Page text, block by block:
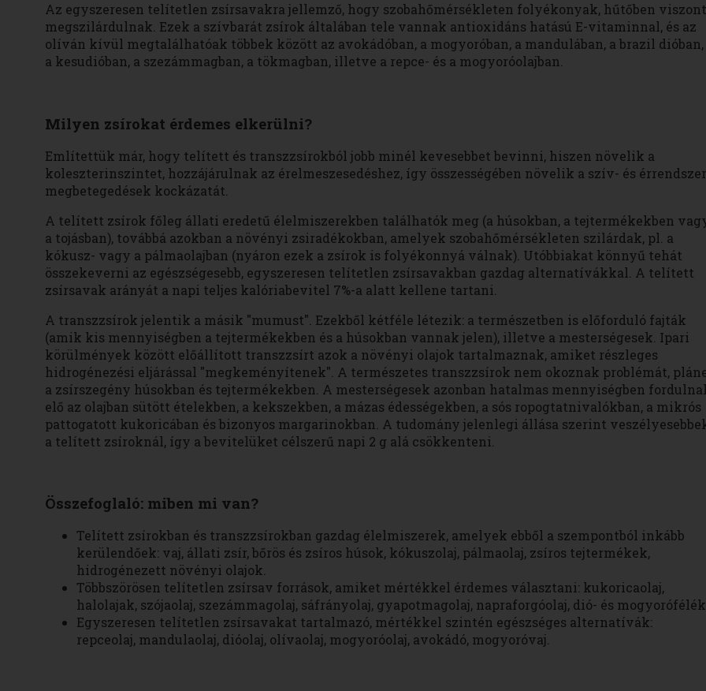
Az egyszeresen telítetlen zsírsavakra jellemző, hogy szobahőmérsékleten folyékonyak, hűtőben viszont
megszilárdulnak. Ezek a szívbarát zsírok általában tele vannak antioxidáns hatású E-vitaminnal, és az
olíván kívül megtalálhatóak többek között az avokádóban, a mogyoróban, a mandulában, a brazil dióban,
a kesudióban, a szezámmagban, a tökmagban, illetve a repce- és a mogyoróolajban.
Milyen zsírokat érdemes elkerülni?
Említettük már, hogy telített és transzzsírokból jobb minél kevesebbet bevinni, hiszen növelik a
koleszterinszintet, hozzájárulnak az érelmeszesedéshez, így összességében növelik a szív- és
megbetegedések kockázatát.
A telített zsírok főleg állati eredetű élelmiszerekben találhatók meg (a húsokban, a tejtermékekben
a tojásban), továbbá azokban a növényi zsiradékokban, amelyek szobahőmérsékleten szilárdak, pl. a
kókusz- vagy a pálmaolajban (nyáron ezek a zsírok is folyékonnyá válnak). Utóbbiakat könnyű tehát
összekeverni az egészségesebb, egyszeresen telítetlen zsírsavakban gazdag alternatívákkal. A telített
zsírsavak arányát a napi teljes kalóriabevitel 7%-a alatt kellene tartani.
A transzzsírok jelentik a másik "mumust". Ezekből kétféle létezik: a természetben is előforduló fajták
(amik kis mennyiségben a tejtermékekben és a húsokban vannak jelen), illetve a mesterségesek. Ipari
körülmények között előállított transzzsírt azok a növényi olajok tartalmaznak, amiket részleges
hidrogénezési eljárással "megkeményítenek". A természetes transzzsírok nem okoznak problémát,
a zsírszegény húsokban és tejtermékekben. A mesterségesek azonban hatalmas mennyiségben
elő az olajban sütött ételekben, a kekszekben, a mázas édességekben, a sós ropogtatnivalókban, a mikrós
pattogatott kukoricában és bizonyos margarinokban. A tudomány jelenlegi állása szerint
a telített zsíroknál, így a bevitelüket célszerű napi 2 g alá csökkenteni.
Összefoglaló: miben mi van?
Telített zsírokban és transzzsírokban gazdag élelmiszerek, amelyek ebből a szempontból inkább
kerülendőek: vaj, állati zsír, bőrös és zsíros húsok, kókuszolaj, pálmaolaj, zsíros tejtermékek,
hidrogénezett növényi olajok.
Többszörösen telítetlen zsírsav források, amiket mértékkel érdemes választani: kukoricaolaj,
halolajak, szójaolaj, szezámmagolaj, sáfrányolaj, gyapotmagolaj, napraforgóolaj, dió- és mogyorófélék.
Egyszeresen telítetlen zsírsavakat tartalmazó, mértékkel szintén egészséges alternatívák:
repceolaj, mandulaolaj, dióolaj, olívaolaj, mogyoróolaj, avokádó, mogyoróvaj.